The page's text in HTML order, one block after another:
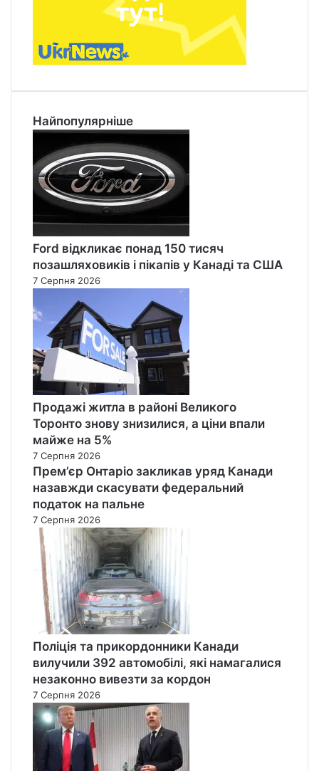
Найпопулярніше
Ford відкликає понад 150 тисяч
позашляховиків і пікапів у Канаді та США
7 Серпня 2026
Продажі житла в районі Великого
Торонто знову знизилися, а ціни впали
майже на 5%
7 Серпня 2026
Прем’єр Онтаріо закликав уряд Канади
назавжди скасувати федеральний
податок на пальне
7 Серпня 2026
Поліція та прикордонники Канади
вилучили 392 автомобілі, які намагалися
незаконно вивезти за кордон
7 Серпня 2026